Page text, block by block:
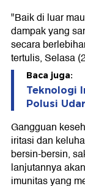
"Baik di luar
dampak yang
secara
tertulis, Selasa
Baca juga:
Teknologi
Polusi
Gangguan
iritasi dan
bersin-bersin,
lanjutannya
imunitas yang